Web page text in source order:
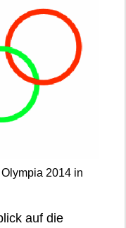
2014 in
auf die